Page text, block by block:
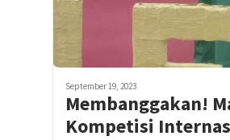
September 19, 2023
Membanggakan!
Kompetisi